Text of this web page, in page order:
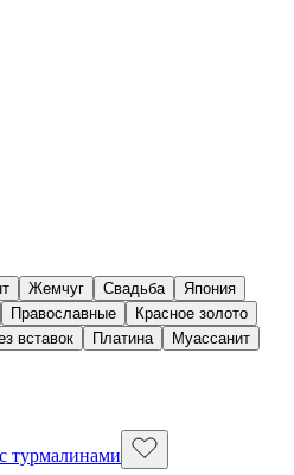
Жемчуг Свадьба
Япония
Православные
Красное золото
вставок Платина
Муассанит
турмалинами